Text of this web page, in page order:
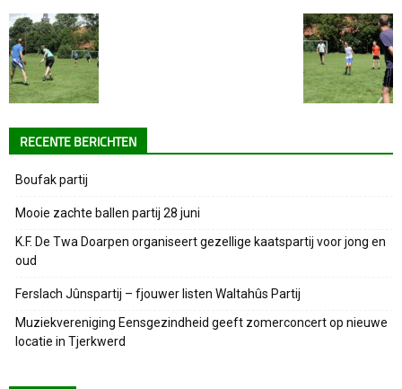
RECENTE BERICHTEN
Boufak partij
Mooie zachte ballen partij 28 juni
K.F. De Twa Doarpen organiseert gezellige kaatspartij voor jong en
oud
Ferslach Jûnspartij – fjouwer listen Waltahûs Partij
Muziekvereniging Eensgezindheid geeft zomerconcert op nieuwe
locatie in Tjerkwerd